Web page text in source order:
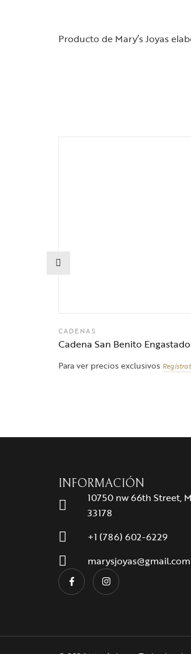
Producto de Mary’s Joyas
CADENAS
Cadena San Benito
Para ver precios exclusivos
INFORMACIÓN
10750 nw 66th Street,
33178
+1 (786) 602-6229
marysjoyas@gmail.com